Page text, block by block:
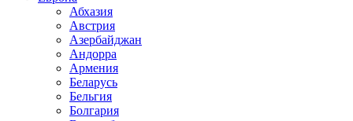
Абхазия
Австрия
Азербайджан
Андорра
Армения
Беларусь
Бельгия
Болгария